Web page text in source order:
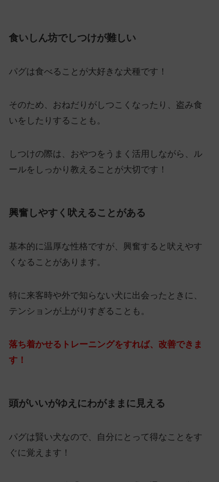
食いしん坊でしつけが難しい
パグは食べることが大好きな犬種です！
そのため、おねだりがしつこくなったり、盗み食
いをしたりすることも。
しつけの際は、おやつをうまく活用しながら、ル
ールをしっかり教えることが大切です！
興奮しやすく吠えることがある
基本的に温厚な性格ですが、興奮すると吠えやす
くなることがあります。
特に来客時や外で知らない犬に出会ったときに、
テンションが上がりすぎることも。
落ち着かせるトレーニングをすれば、改善できま
す！
頭がいいがゆえにわがままに見える
パグは賢い犬なので、自分にとって得なことをす
ぐに覚えます！